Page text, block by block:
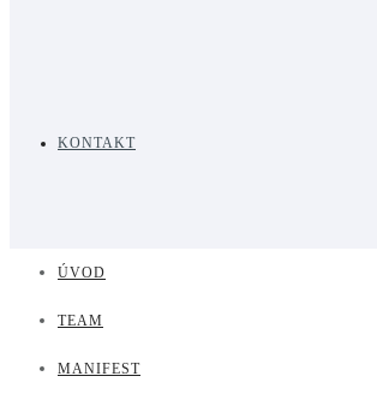
KONTAKT
ÚVOD
TEAM
MANIFEST